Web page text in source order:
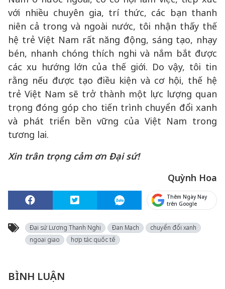
với nhiều chuyên gia, trí thức, các bạn thanh
niên cả trong và ngoài nước, tôi nhận thấy thế
hệ trẻ Việt Nam rất năng động, sáng tạo, nhạy
bén, nhanh chóng thích nghi và nắm bắt được
các xu hướng lớn của thế giới. Do vậy, tôi tin
rằng nếu được tạo điều kiện và cơ hội, thế hệ
trẻ Việt Nam sẽ trở thành một lực lượng quan
trọng đóng góp cho tiến trình chuyển đổi xanh
và phát triển bền vững của Việt Nam trong
tương lai.
Xin trân trọng cảm ơn Đại sứ!
Quỳnh Hoa
Thêm Ngày Nay
trên Google
Đại sứ Lương Thanh Nghị Đan Mạch
chuyển đổi xanh
ngoại giao
hợp tác quốc tế
BÌNH LUẬN